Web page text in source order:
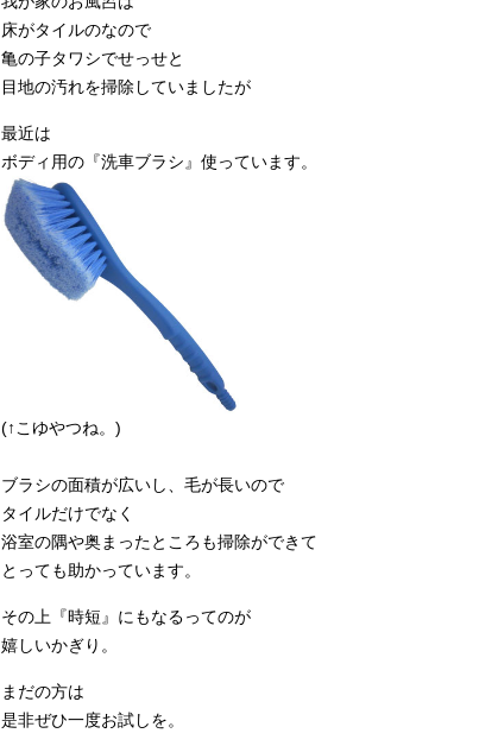
床がタイルのなので
亀の子タワシでせっせと
目地の汚れを掃除していましたが
最近は
ボディ用の『洗車ブラシ』使っています。
(↑こゆやつね。)
ブラシの面積が広いし、毛が長いので
タイルだけでなく
浴室の隅や奥まったところも掃除ができて
とっても助かっています。
その上『時短』にもなるってのが
嬉しいかぎり。
まだの方は
是非ぜひ一度お試しを。